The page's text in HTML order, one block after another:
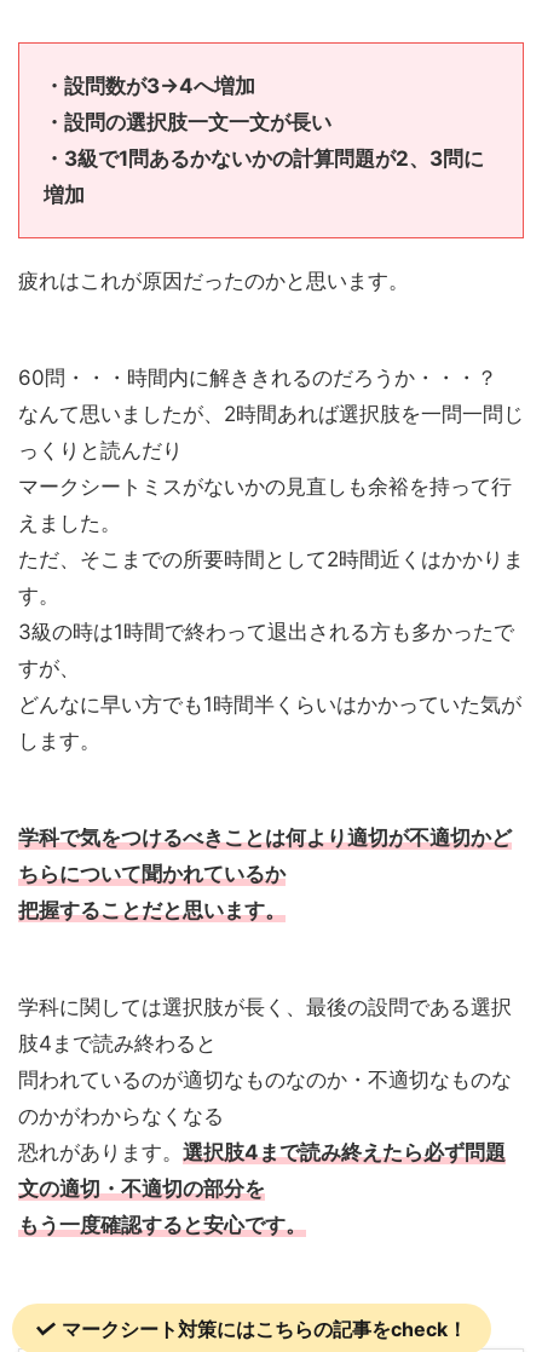
・設問数が3→4へ増加
・設問の選択肢一文一文が長い
・3級で1問あるかないかの計算問題が2、3問に
増加
疲れはこれが原因だったのかと思います。
60問・・・時間内に解ききれるのだろうか・・・？
なんて思いましたが、2時間あれば選択肢を一問一問じ
っくりと読んだり
マークシートミスがないかの見直しも余裕を持って行
えました。
ただ、そこまでの所要時間として2時間近くはかかりま
す。
3級の時は1時間で終わって退出される方も多かったで
すが、
どんなに早い方でも1時間半くらいはかかっていた気が
します。
学科で気をつけるべきことは何より適切が不適切かど
ちらについて聞かれているか
把握することだと思います。
学科に関しては選択肢が長く、最後の設問である選択
肢4まで読み終わると
問われているのが適切なものなのか・不適切なものな
のかがわからなくなる
恐れがあります。 選択肢4まで読み終えたら必ず問題
文の適切・不適切の部分を
もう一度確認すると安心です。
マークシート対策にはこちらの記事をcheck！